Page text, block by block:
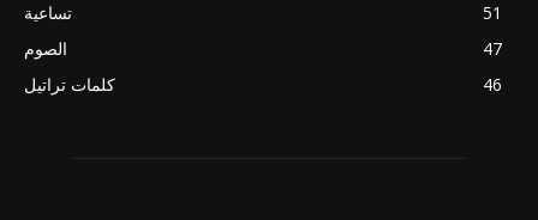
تساعية
51
الصوم
47
كلمات تراتيل
46